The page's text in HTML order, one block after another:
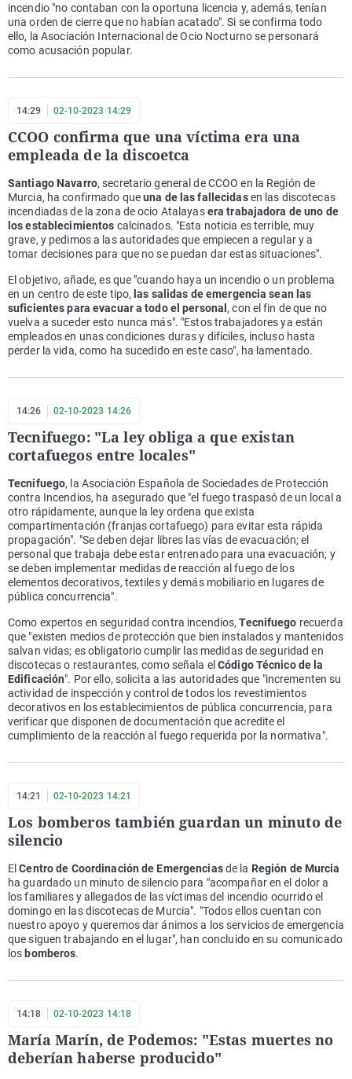
incendio "no contaban con la oportuna licencia y, además, tenían
una orden de cierre que no habían acatado". Si se confirma todo
ello, la Asociación Internacional de Ocio Nocturno se personará
como acusación popular.
14:29 02-10-2023 14:29
CCOO confirma que una víctima era una
empleada de la discoetca
Santiago Navarro, secretario general de CCOO en la Región de
Murcia, ha confirmado queuna de las fallecidasen las discotecas
incendiadas de la zona de ocio Atalayasera trabajadora de uno de
los establecimientos calcinados. "Esta noticia es terrible, muy
grave, y pedimos a las autoridades que empiecen a regular y a
tomar decisiones para que no se puedan dar estas situaciones".
El objetivo, añade, es que "cuando haya un incendio o un problema
en un centro de este tipo, las salidas de emergencia sean las
suficientes para evacuar a todo el personal , con el fin de que no
vuelva a suceder esto nunca más". "Estos trabajadores ya están
empleados en unas condiciones duras y difíciles, incluso hasta
perder la vida, como ha sucedido en este caso", ha lamentado.
14:26 02-10-2023 14:26
Tecnifuego: "La ley obliga a que existan
cortafuegos entre locales"
Tecnifuego, la Asociación Española de Sociedades de Protección
contra Incendios, ha asegurado que "el fuego traspasó de un local a
otro rápidamente, aunque la ley ordena que exista
compartimentación (franjas cortafuego) para evitar esta rápida
propagación". "Se deben dejar libres las vías de evacuación; el
personal que trabaja debe estar entrenado para una evacuación; y
se deben implementar medidas de reacción al fuego de los
elementos decorativos, textiles y demás mobiliario en lugares de
pública concurrencia".
Como expertos en seguridad contra incendios,Tecnifuego recuerda
que "existen medios de protección que bien instalados y mantenidos
salvan vidas; es obligatorio cumplir las medidas de seguridad en
discotecas o restaurantes, como señala elCódigo Técnico de la
Edificación". Por ello, solicita a las autoridades que "incrementen su
actividad de inspección y control de todos los revestimientos
decorativos en los establecimientos de pública concurrencia, para
verificar que disponen de documentación que acredite el
cumplimiento de la reacción al fuego requerida por la normativa".
14:21 02-10-2023 14:21
Los bomberos también guardan un minuto de
silencio
ElCentro de Coordinación de Emergenciasde la Región de Murcia
ha guardado un minuto de silencio para "acompañar en el dolor a
los familiares y allegados de las víctimas del incendio ocurrido el
domingo en las discotecas de Murcia". "Todos ellos cuentan con
nuestro apoyo y queremos dar ánimos a los servicios de emergencia
que siguen trabajando en el lugar", han concluido en su comunicado
los bomberos.
14:18 02-10-2023 14:18
María Marín, de Podemos: "Estas muertes no
deberían haberse producido"